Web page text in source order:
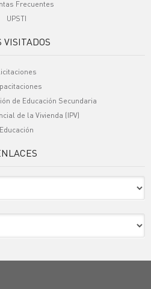
Frecuentes
UPSTI
VISITADOS
de Educación Secundaria
de la Vivienda (IPV)
Educación